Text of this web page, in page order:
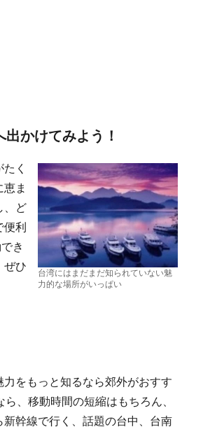
かけてみよう！
台湾にはまだまだ知られていない魅
力的な場所がいっぱい
く
ま
、ど
利
き
ぜひ
をもっと知るなら郊外がおすす
、移動時間の短縮はもちろん、
幹線で行く、話題の台中、台南